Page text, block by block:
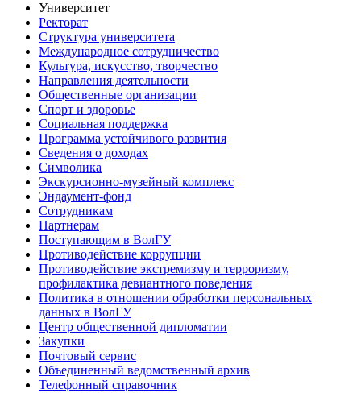
Университет
Ректорат
Структура университета
Международное сотрудничество
Культура, искусство, творчество
Направления деятельности
Общественные организации
Спорт и здоровье
Социальная поддержка
Программа устойчивого развития
Сведения о доходах
Символика
Экскурсионно-музейный комплекс
Эндаумент-фонд
Сотрудникам
Партнерам
Поступающим в ВолГУ
Противодействие коррупции
Противодействие экстремизму и терроризму,
профилактика девиантного поведения
Политика в отношении обработки персональных
данных в ВолГУ
Центр общественной дипломатии
Закупки
Почтовый сервис
Объединенный ведомственный архив
Телефонный справочник